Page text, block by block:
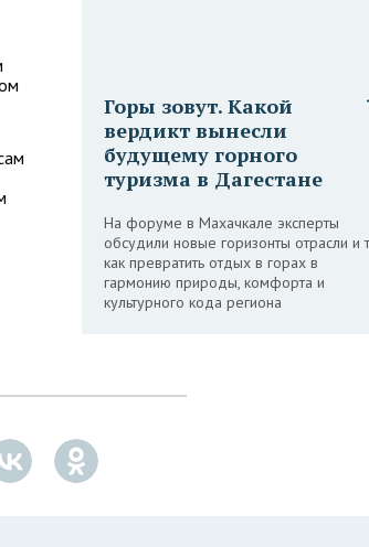
Горы зовут. Какой
вердикт вынесли
будущему горного
туризма в Дагестане
На форуме в Махачкале эксперты
обсудили новые горизонты отрасли и
как превратить отдых в горах в
гармонию природы, комфорта и
культурного кода региона